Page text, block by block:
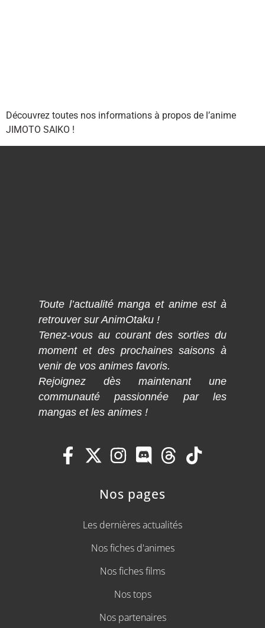
Découvrez toutes nos informations à propos de l’anime
JIMOTO SAIKO !
Toute l’actualité manga et anime est à
retrouver sur AnimOtaku !
Tenez-vous au courant des sorties du
moment et des prochaines saisons à
venir de vos animes favoris.
Rejoignez dès maintenant une
communauté passionnée par les
mangas et les animes !
Nos pages
Les dernières actualités
Nos fiches d'animes
Nos fiches films
Nos tops
Nos partenaires